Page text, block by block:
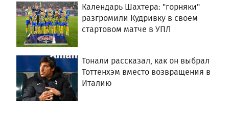
Календарь Шахтера: "горняки"
разгромили Кудривку в своем
стартовом матче в УПЛ
Тонали рассказал, как он выбрал
Тоттенхэм вместо возвращения в
Италию